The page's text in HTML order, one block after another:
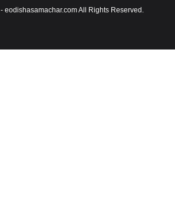
eodishasamachar.com All Rights Reserved.